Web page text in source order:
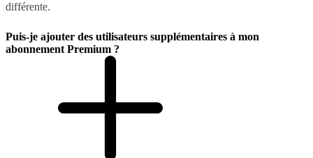
différente.
Puis-je ajouter des utilisateurs supplémentaires à mon
abonnement Premium ?